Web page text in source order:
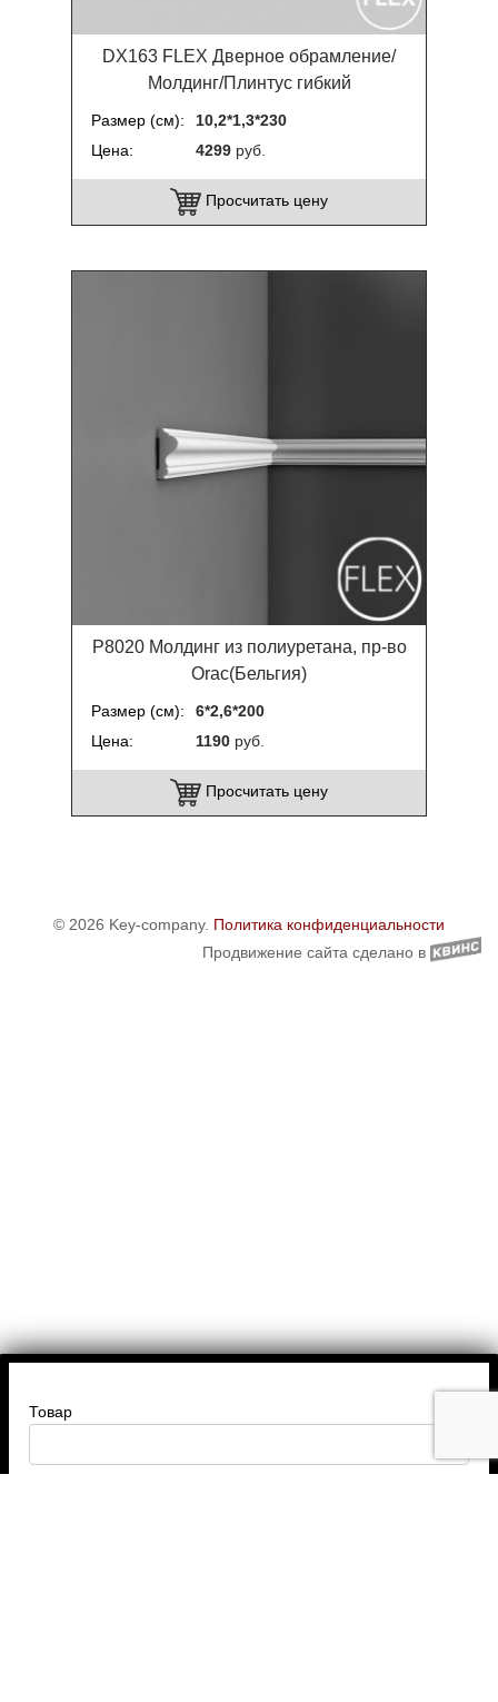
DX163 FLEX Дверное обрамление/
Молдинг/Плинтус гибкий
Размер (см)
10,2*1,3*230
Цена
4299 руб.
Просчитать цену
P8020 Молдинг из полиуретана, пр-во
Orac(Бельгия)
Размер (см)
6*2,6*200
Цена
1190 руб.
Просчитать цену
© 2026 Key-company. Политика конфиденциальности
Продвижение сайта сделано в
Товар